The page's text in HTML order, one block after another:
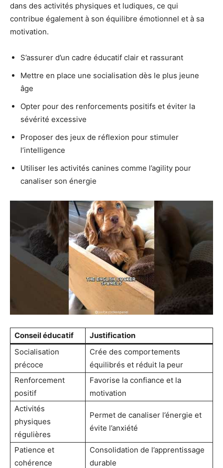
dans des activités physiques et ludiques, ce qui
contribue également à son équilibre émotionnel et à sa
motivation.
S’assurer d’un cadre éducatif clair et rassurant
Mettre en place une socialisation dès le plus jeune
âge
Opter pour des renforcements positifs et éviter la
sévérité excessive
Proposer des jeux de réflexion pour stimuler
l’intelligence
Utiliser les activités canines comme l’agility pour
canaliser son énergie
Conseil éducatif
Justification
Socialisation
précoce
Crée des comportements
équilibrés et réduit la peur
Renforcement
positif
Favorise la confiance et la
motivation
Activités
physiques
régulières
Permet de canaliser l’énergie et
évite l’anxiété
Patience et
cohérence
Consolidation de l’apprentissage
durable